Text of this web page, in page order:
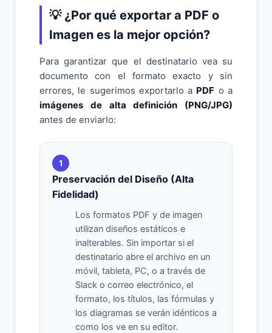
💡 ¿Por qué exportar a PDF o
Imagen es la mejor opción?
Para garantizar que el destinatario vea su
documento con el formato exacto y sin
errores, le sugerimos exportarlo a PDF o a
imágenes de alta definición (PNG/JPG)
antes de enviarlo:
1
Preservación del Diseño (Alta
Fidelidad)
Los formatos PDF y de imagen
utilizan diseños estáticos e
inalterables. Sin importar si el
destinatario abre el archivo en un
móvil, tableta, PC, o a través de
Slack o correo electrónico, el
formato, los títulos, las fórmulas y
los diagramas se verán idénticos a
como los ve en su editor.